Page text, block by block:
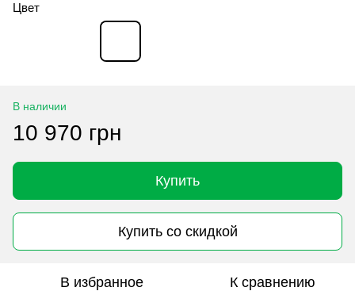
Цвет
В наличии
10 970 грн
Купить
Купить со скидкой
В избранное К сравнению